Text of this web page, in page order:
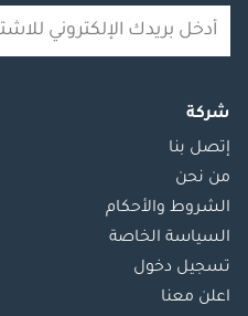
سيارات مستعملة،
نقدم هذه المعلومات
أسعارنا شاملة ضريبة
القيمة المضافة إن
وجدت، وسعر العرض
على المنصة هو سعر
للتوافر. للحصول على
معلومات كاملة،
شركة
إتصل بنا
من نحن
الشروط والأحكام
السياسة الخاصة
تسجيل دخول
اعلن معنا